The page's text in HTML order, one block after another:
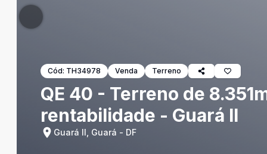
Cód: TH34978 Venda Terreno
QE 40 - Terreno de
rentabilidade - Guará II
Guará II, Guará - DF